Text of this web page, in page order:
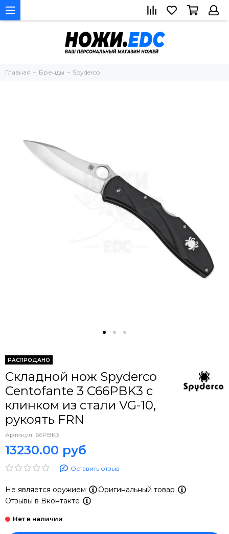
Главная Бренды Spyderco
РАСПРОДАНО
Складной нож Spyderco
Centofante 3 C66PBK3 c
клинком из стали VG-10,
рукоять FRN
Артикул: 66PBK3
13230.00 руб
Оставить отзыв
Не является оружием
Оригинальный товар
Отзывы в Вконтакте